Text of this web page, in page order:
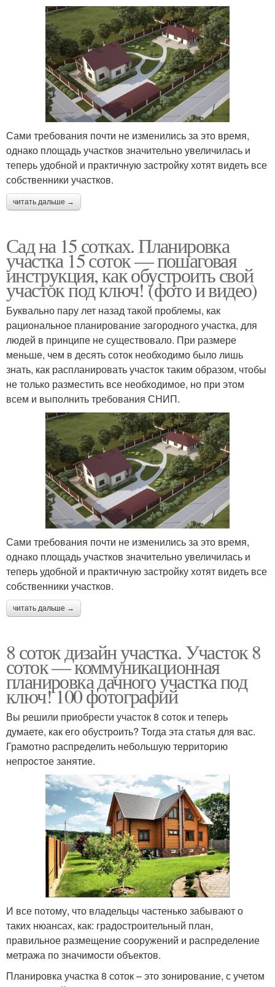
Сами требования почти не изменились за это время,
однако площадь участков значительно увеличилась и
теперь удобной и практичную застройку хотят видеть все
собственники участков.
читать дальше →
Сад на 15 сотках. Планировка
участка 15 соток — пошаговая
инструкция, как обустроить свой
участок под ключ! (фото и видео)
Буквально пару лет назад такой проблемы, как
рациональное планирование загородного участка, для
людей в принципе не существовало. При размере
меньше, чем в десять соток необходимо было лишь
знать, как распланировать участок таким образом, чтобы
не только разместить все необходимое, но при этом
всем и выполнить требования СНИП.
Сами требования почти не изменились за это время,
однако площадь участков значительно увеличилась и
теперь удобной и практичную застройку хотят видеть все
собственники участков.
читать дальше →
8 соток дизайн участка. Участок 8
соток — коммуникационная
планировка дачного участка под
ключ! 100 фотографий
Вы решили приобрести участок 8 соток и теперь
думаете, как его обустроить? Тогда эта статья для вас.
Грамотно распределить небольшую территорию
непростое занятие.
И все потому, что владельцы частенько забывают о
таких нюансах, как: градостроительный план,
правильное размещение сооружений и распределение
метража по значимости объектов.
Планировка участка 8 соток – это зонирование, с учетом